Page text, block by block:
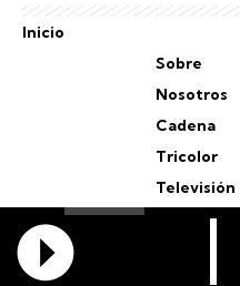
Inicio
Sobre
Nosotros
Cadena
Tricolor
Televisión
Personal